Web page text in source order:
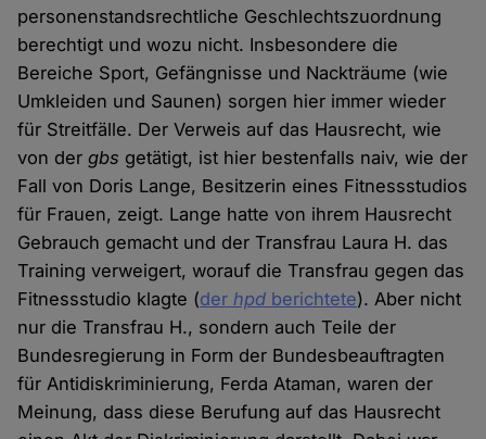
personenstandsrechtliche Geschlechtszuordnung
berechtigt und wozu nicht. Insbesondere die
Bereiche Sport, Gefängnisse und Nackträume (wie
Umkleiden und Saunen) sorgen hier immer wieder
für Streitfälle. Der Verweis auf das Hausrecht, wie
von dergbs getätigt, ist hier bestenfalls naiv, wie der
Fall von Doris Lange, Besitzerin eines Fitnessstudios
für Frauen, zeigt. Lange hatte von ihrem Hausrecht
Gebrauch gemacht und der Transfrau Laura H. das
Training verweigert, worauf die Transfrau gegen das
Fitnessstudio klagte (der hpd berichtete). Aber nicht
nur die Transfrau H., sondern auch Teile der
Bundesregierung in Form der Bundesbeauftragten
für Antidiskriminierung, Ferda Ataman, waren der
Meinung, dass diese Berufung auf das Hausrecht